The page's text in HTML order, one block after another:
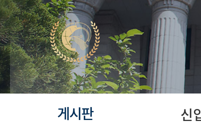
연혁
주임
자체
게시판 신